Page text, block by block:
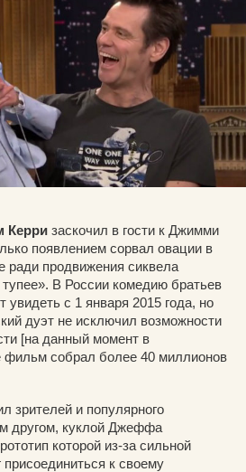
Керри заскочил в гости к Джимми
появлением сорвал овации в
ради продвижения сиквела
В России комедию братьев
с 1 января 2015 года, но
дуэт не исключил возможности
[на данный момент в
фильм собрал более 40 миллионов
зрителей и популярного
другом, куклой Джеффа
которой из-за сильной
присоединиться к своему